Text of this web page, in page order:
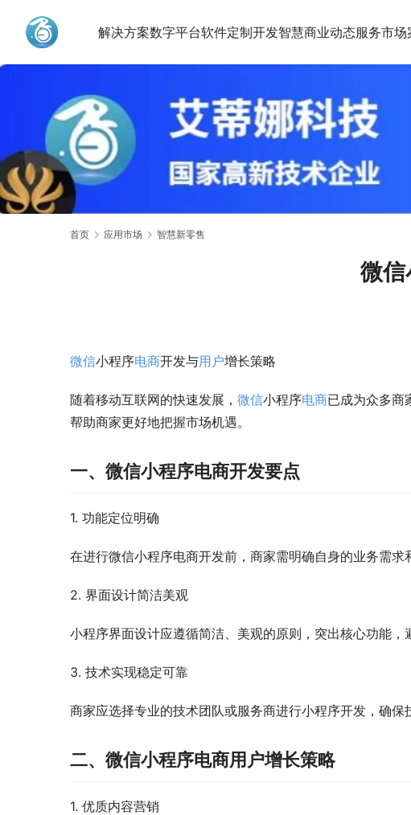
解决方案数字平台软件定制开发智慧商业动态服务市场
首页 应用市场 智慧新零售
微
微信小程序电商开发与用户增长策略
随着移动互联网的快速发展， 微信小程序电商已成为众多商
帮助商家更好地把握市场机遇。
一、微信小程序电商开发要点
1. 功能定位明确
在进行微信小程序电商开发前，商家需明确自身的业务需
2. 界面设计简洁美观
小程序界面设计应遵循简洁、美观的原则，突出核心功能，
3. 技术实现稳定可靠
商家应选择专业的技术团队或服务商进行小程序开发，确保
二、微信小程序电商用户增长策略
1. 优质内容营销